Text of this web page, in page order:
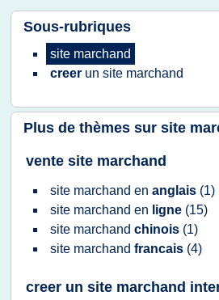
Sous-rubriques
site marchand
creer un site marchand
Plus de thèmes sur site
vente site marchand
site marchand en anglais (1)
site marchand en ligne (15)
site marchand chinois (1)
site marchand francais (4)
creer un site marchand